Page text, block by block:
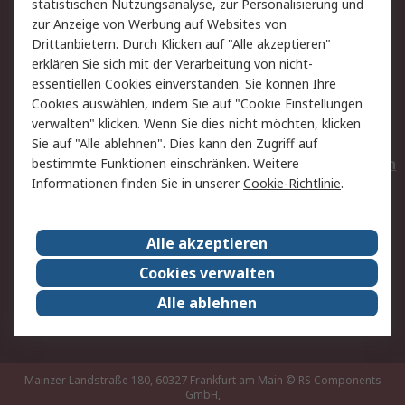
Hilfe
Privatkunden
Rechtliches
AGB
Datenschutz
Cookie-Richtlinie
Zahlungsbedingungen
Copyright/Impressum
Entsorgung
Elektrogeräte/Batterien
RS weltweit
Karriere bei RS
Nachhaltigkeit
Qualität/Umwelt/ZertifikatePresse-Center
Event-Center
Mainzer Landstraße 180, 60327 Frankfurt am Main © RS Components
GmbH,
statistischen Nutzungsanalyse, zur Personalisierung und
zur Anzeige von Werbung auf Websites von
Drittanbietern. Durch Klicken auf "Alle akzeptieren"
erklären Sie sich mit der Verarbeitung von nicht-
essentiellen Cookies einverstanden. Sie können Ihre
Cookies auswählen, indem Sie auf "Cookie Einstellungen
verwalten" klicken. Wenn Sie dies nicht möchten, klicken
Sie auf "Alle ablehnen". Dies kann den Zugriff auf
bestimmte Funktionen einschränken. Weitere
Informationen finden Sie in unsererCookie-Richtlinie.
Alle akzeptieren
Cookies verwalten
Alle ablehnen